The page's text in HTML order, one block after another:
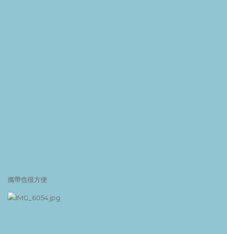
攜帶也很方便